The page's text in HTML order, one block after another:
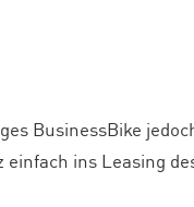
BusinessBike
ins Leasing